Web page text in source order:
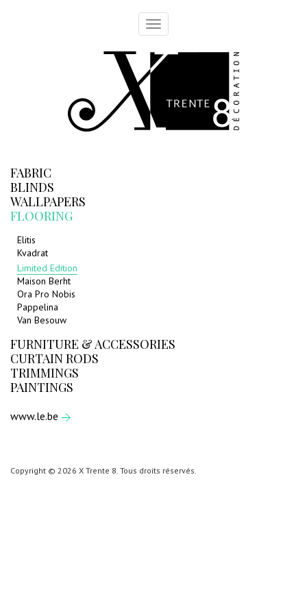
Toggle
FABRIC
BLINDS
WALLPAPERS
FLOORING
Elitis
Kvadrat
Limited Edition
Maison Berht
Ora Pro Nobis
Pappelina
Van Besouw
FURNITURE & ACCESSORIES
CURTAIN RODS
TRIMMINGS
PAINTINGS
www.le.be
Copyright © 2026 X Trente 8. Tous droits réservés.